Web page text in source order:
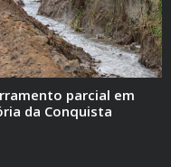
parcial em
da Conquista